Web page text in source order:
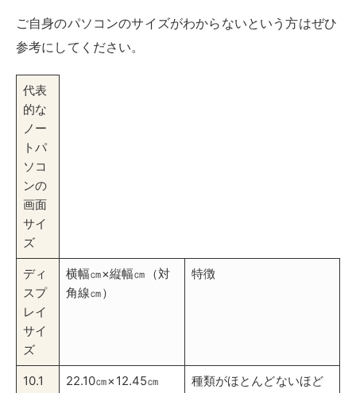
ディ
レイ
サイ
ズ
横幅㎝×縦幅㎝（対
10.1
イン
チ以
下
11～
12.5
イン
チ
（27.94㎝=11inch）
27.62㎝×15.56㎝
（31.75㎝=12.5
イプ。軽さや小ささと引
き換えにキー配列が特殊
13,3
イン
チ
（33.78㎝
=13.3inch）29.66
モデルが多い。使いやす
い一般的なモバイルノー